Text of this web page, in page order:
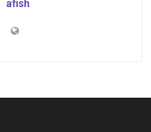
afish